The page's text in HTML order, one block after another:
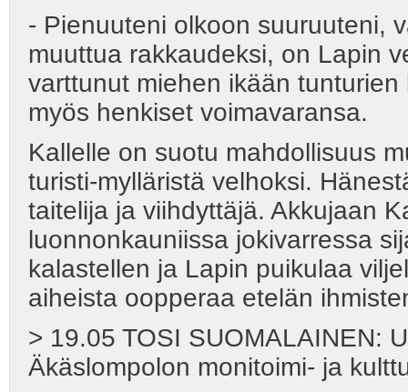
- Pienuuteni olkoon suuruuteni,
muuttua rakkaudeksi, on Lapin
varttunut miehen ikään
myös henkiset voimavaransa.
Kallelle on suotu mahdollisuus
turisti-mylläristä velhoksi.
taitelija ja viihdyttäjä. Akkujaan
luonnonkauniissa jokivarressa
kalastellen ja Lapin puikulaa
aiheista oopperaa etelän
> 19.05 TOSI SUOMALAINEN:
Äkäslompolon monitoimi- ja